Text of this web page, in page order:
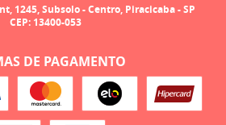
1245, Subsolo-Centro, Piracicaba-SP
CEP: 13400-053
DE PAGAMENTO